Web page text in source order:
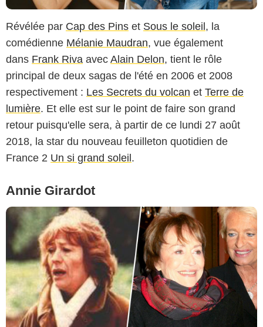
Révélée par Cap des Pins et Sous le soleil , la
comédienne Mélanie Maudran, vue également
dans Frank Riva avec Alain Delon, tient le rôle
principal de deux sagas de l'été en 2006 et 2008
respectivement : Les Secrets du volcan et Terre de
lumière. Et elle est sur le point de faire son grand
retour puisqu'elle sera, à partir de ce lundi 27 août
2018, la star du nouveau feuilleton quotidien de
France 2 Un si grand soleil .
Annie Girardot